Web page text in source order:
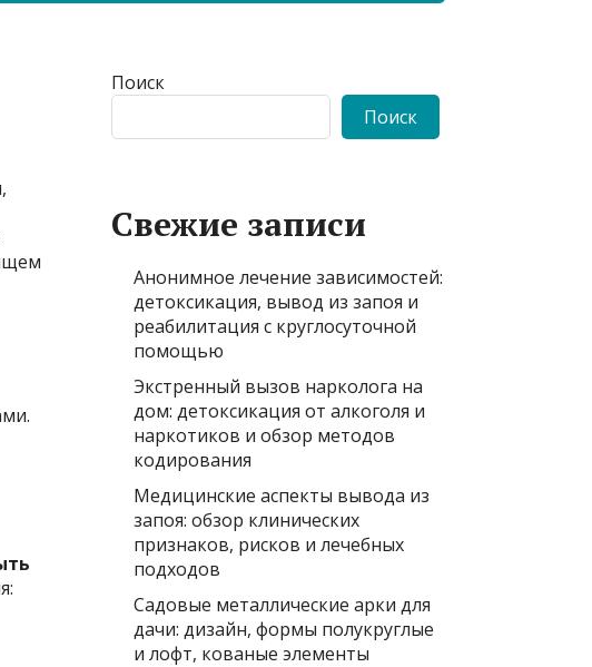
Поиск
Поиск
Свежие записи
Анонимное лечение зависимостей:
детоксикация, вывод из запоя и
реабилитация с круглосуточной
помощью
Экстренный вызов нарколога на
дом: детоксикация от алкоголя и
наркотиков и обзор методов
кодирования
Медицинские аспекты вывода из
запоя: обзор клинических
признаков, рисков и лечебных
подходов
Садовые металлические арки для
дачи: дизайн, формы полукруглые
и лофт, кованые элементы